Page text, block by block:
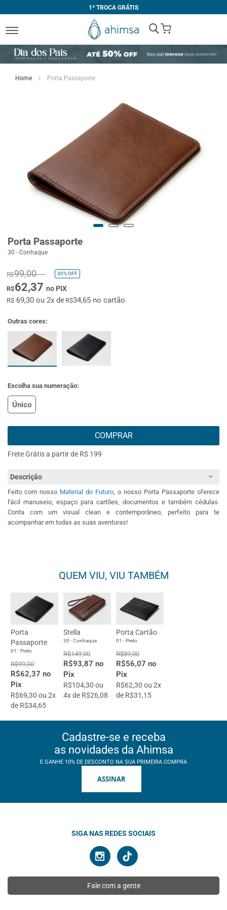
1ª TROCA GRÁTIS
My Cart
Home Porta Passaporte
Porta Passaporte
30 - Conhaque
R$99,00 30%OFF
R$62,37 no PIX
R$ 69,30 ou 2x deR$34,65 no cartão
Outras cores:
Escolha sua numeração:
Único
COMPRAR
Frete Grátis a partir de R$ 199
Descrição
Feito com nosso Material do Futuro , o nosso Porta Passaporte oferece
fácil manuseio, espaço para cartões, documentos e também cédulas.
Conta com um visual clean e contemporâneo, perfeito para te
acompanhar em todas as suas aventuras!
QUEM VIU, VIU TAMBÉM
Porta
Passaporte
01 - Preto
R$99,00
R$62,37 no
Pix
R$69,30 ou 2x
de R$34,65
Stella
30 - Conhaque
R$149,00
R$93,87 no
Pix
R$104,30 ou
4x de R$26,08
Porta Cartão
01 - Preto
R$89,00
R$56,07 no
Pix
R$62,30 ou 2x
de R$31,15
Cadastre-se e receba
as novidades da Ahimsa
E GANHE 10% DE DESCONTO NA SUA PRIMEIRA COMPRA
ASSINAR
SIGA NAS REDES SOCIAIS
Fale com a gente